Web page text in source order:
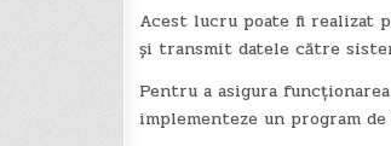
Acest lucru poate fi realizat
și transmit datele către
Pentru a asigura
implementeze un program